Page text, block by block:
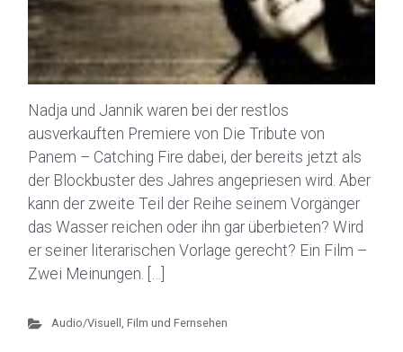
Nadja und Jannik waren bei der restlos
ausverkauften Premiere von Die Tribute von
Panem – Catching Fire dabei, der bereits jetzt als
der Blockbuster des Jahres angepriesen wird. Aber
kann der zweite Teil der Reihe seinem Vorgänger
das Wasser reichen oder ihn gar überbieten? Wird
er seiner literarischen Vorlage gerecht? Ein Film –
Zwei Meinungen. […]
Audio/Visuell , Film und Fernsehen